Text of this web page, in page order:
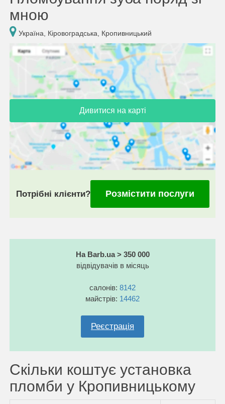
мною
Україна, Кіровоградська, Кропивницький
Дивитися на карті
Потрібні клієнти? Розмістити послуги
На Barb.ua > 350 000
відвідувачів в місяць
салонів: 8142
майстрів: 14462
Реєстрація
Скільки коштує установка
пломби у Кропивницькому